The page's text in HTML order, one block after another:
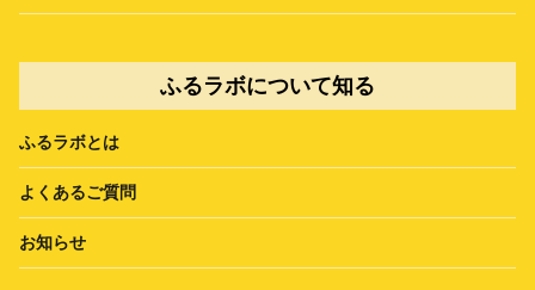
ふるラボについて知る
ふるラボとは
よくあるご質問
お知らせ